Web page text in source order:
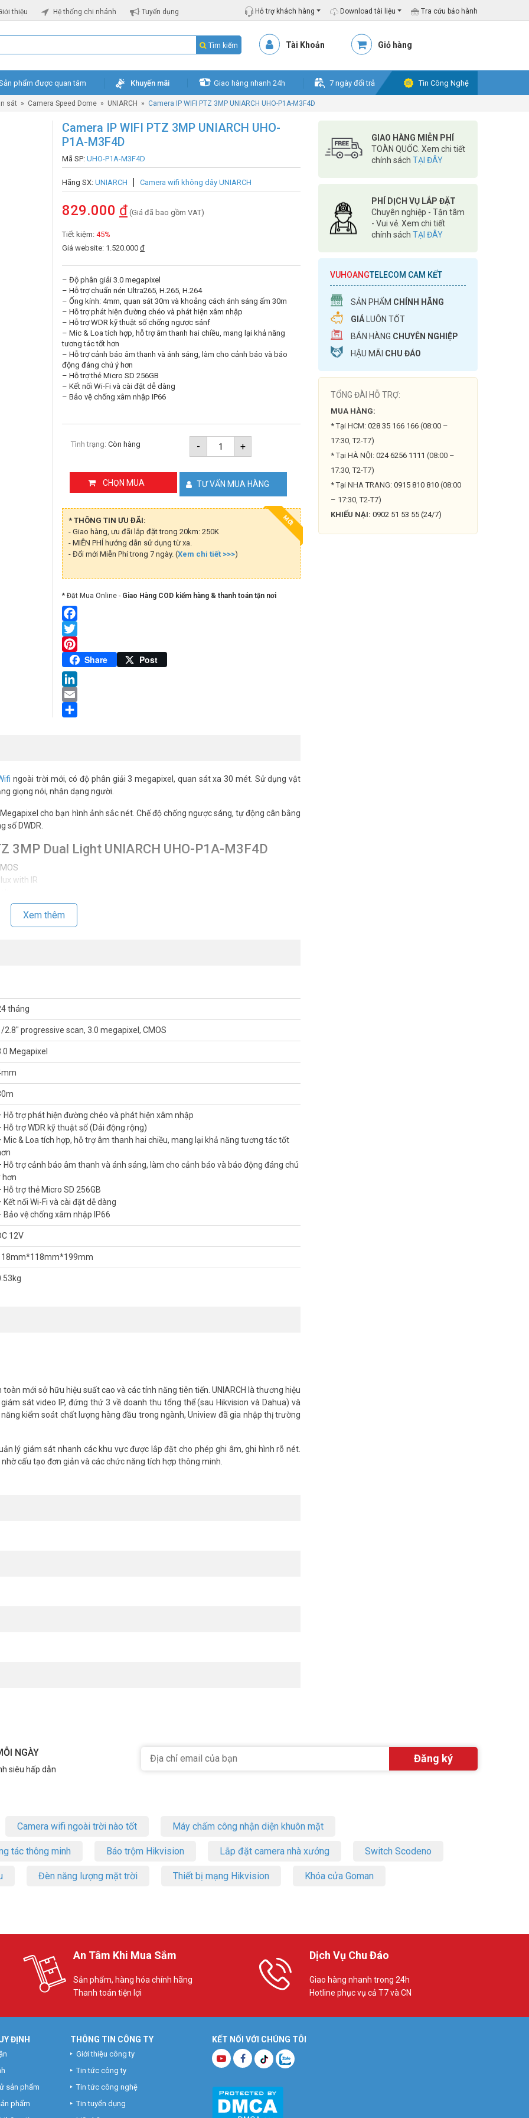
thiệu Hệ thống chi nhánh Tuyển dụng Hỗ trợ khách hàng Download tài liệu Tra cứu bảo hành
Tìm kiếm Tài Khoản Giỏ hàng
phẩm được quan tâm Khuyến mãi Giao hàng nhanh 24h 7 ngày đổi trả Tin Công Nghệ
sát » Camera Speed Dome » UNIARCH » Camera IP WIFI PTZ 3MP UNIARCH UHO-P1A-M3F4D
Camera IP WIFI PTZ 3MP UNIARCH UHO-
P1A-M3F4D
Mã SP: UHO-P1A-M3F4D
Hãng SX: UNIARCH Camera wifi không dây UNIARCH
829.000 đ (Giá đã bao gồm VAT)
Tiết kiệm: 45%
Giá website: 1.520.000 đ
– Độ phân giải 3.0 megapixel
– Hỗ trợ chuẩn nén Ultra265, H.265, H.264
– Ống kính: 4mm, quan sát 30m và khoảng cách ánh sáng ấm 30m
– Hỗ trợ phát hiện đường chéo và phát hiện xâm nhập
– Hỗ trợ WDR kỹ thuật số chống ngược sánf
– Mic & Loa tích hợp, hỗ trợ âm thanh hai chiều, mang lại khả năng
tương tác tốt hơn
– Hỗ trợ cảnh báo âm thanh và ánh sáng, làm cho cảnh báo và báo
động đáng chú ý hơn
– Hỗ trợ thẻ Micro SD 256GB
– Kết nối Wi-Fi và cài đặt dễ dàng
– Bảo vệ chống xâm nhập IP66
-
Camera
IP
WIFI
3MP
UNIARCH
UHO-
P1A-
+
Tình trạng: Còn hàng
CHỌN MUA TƯ VẤN MUA HÀNG
MỚI
* THÔNG TIN ƯU ĐÃI:
- Giao hàng, ưu đãi lắp đặt trong 20km: 250K
- MIỄN PHÍ hướng dẫn sử dụng từ xa.
- Đổi mới Miễn Phí trong 7 ngày. (Xem chi tiết >>>)
* Đặt Mua Online - Giao Hàng COD kiểm hàng & thanh toán tận nơi
Facebook
Twitter
Pinterest
Share Post
LinkedIn
Email
ngoài trời mới, có độ phân giải 3 megapixel, quan sát xa 30 mét. Sử dụng vật
giọng nói, nhận dạng người.
cho bạn hình ảnh sắc nét. Chế độ chống ngược sáng, tự động cân bằng
số DWDR.
3MP Dual Light UNIARCH UHO-P1A-M3F4D
with IR
cách ánh sáng ấm 30 m (98 ft), phù hợp với nhiều cảnh hơn
năng tương tác tốt hơn
và bảo vệ môi trường hơn
Tham khảo thêm thông tin tại
Xem thêm
tháng
2.8″ progressive scan, 3.0 megapixel, CMOS
Megapixel
Hỗ trợ phát hiện đường chéo và phát hiện xâm nhập
Hỗ trợ WDR kỹ thuật số (Dải động rộng)
Mic & Loa tích hợp, hỗ trợ âm thanh hai chiều, mang lại khả năng tương tác tốt
Hỗ trợ cảnh báo âm thanh và ánh sáng, làm cho cảnh báo và báo động đáng chú
hơn
Hỗ trợ thẻ Micro SD 256GB
Kết nối Wi-Fi và cài đặt dễ dàng
Bảo vệ chống xâm nhập IP66
12V
mới sở hữu hiệu suất cao và các tính năng tiên tiến. UNIARCH là thương hiệu
sát video IP, đứng thứ 3 về doanh thu tổng thể (sau Hikvision và Dahua) và
kiểm soát chất lượng hàng đầu trong ngành, Uniview đã gia nhập thị trường
lý giám sát nhanh các khu vực được lắp đặt cho phép ghi âm, ghi hình rõ nét.
cấu tạo đơn giản và các chức năng tích hợp thông minh.
GIAO HÀNG MIỄN PHÍ
TOÀN QUỐC. Xem chi tiết
chính sách TẠI ĐÂY
PHÍ DỊCH VỤ LẮP ĐẶT
Chuyên nghiệp - Tận tâm
- Vui vẻ. Xem chi tiết
chính sách TẠI ĐÂY
VUHOANGTELECOM CAM KẾT
SẢN PHẨM CHÍNH HÃNG
GIÁ LUÔN TỐT
BÁN HÀNG CHUYÊN NGHIỆP
HẬU MÃI CHU ĐÁO
TỔNG ĐÀI HỖ TRỢ:
MUA HÀNG:
* Tại HCM: 028 35 166 166 (08:00 –
17:30, T2-T7)
* Tại HÀ NỘI: 024 6256 1111 (08:00 –
17:30, T2-T7)
* Tại NHA TRANG: 0915 810 810 (08:00
– 17:30, T2-T7)
KHIẾU NẠI: 0902 51 53 55 (24/7)
NGÀY
siêu hấp dẫn
Camera wifi ngoài trời nào tốt Máy chấm công nhận diện khuôn mặt
tác thông minh Báo trộm Hikvision Lắp đặt camera nhà xưởng Switch Scodeno
Đèn năng lượng mặt trời Thiết bị mạng Hikvision Khóa cửa Goman
An Tâm Khi Mua Sắm
Sản phẩm, hàng hóa chính hãng
Thanh toán tiện lợi
Dịch Vụ Chu Đáo
Giao hàng nhanh trong 24h
Hotline phục vụ cả T7 và CN
KẾT NỐI VỚI CHÚNG TÔI
ĐỊNH
sản phẩm
phẩm
THÔNG TIN CÔNG TY
Giới thiệu công ty
Tin tức công ty
Tin tức công nghệ
Tin tuyển dụng